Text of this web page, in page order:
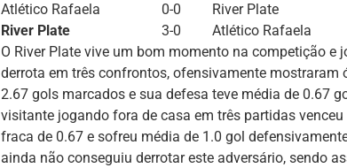
Atlético Rafaela
0-0 River Plate
River Plate
3-0 Atlético Rafaela
O River Plate vive um bom momento na competição
derrota em três confrontos, ofensivamente
2.67 gols marcados e sua defesa teve média de 0.67
visitante jogando fora de casa em três partidas
fraca de 0.67 e sofreu média de 1.0 gol
ainda não conseguiu derrotar este adversário, sendo